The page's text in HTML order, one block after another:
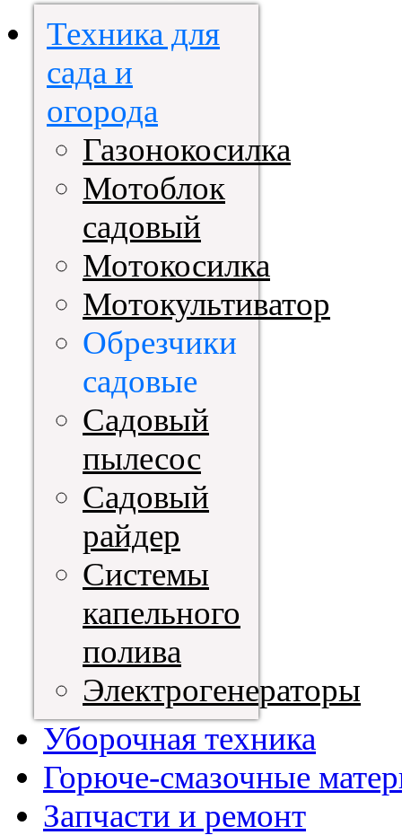
Техника для
сада и
огорода
Газонокосилка
Мотоблок
садовый
Мотокосилка
Мотокультиватор
Обрезчики
садовые
Садовый
пылесос
Садовый
райдер
Системы
капельного
полива
Электрогенераторы
Уборочная техника
Горюче-смазочные
Запчасти и ремонт